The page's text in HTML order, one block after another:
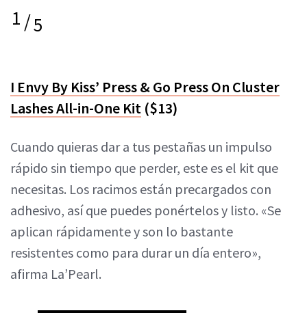
1/5
I Envy By Kiss’ Press & Go Press On Cluster
Lashes All-in-One Kit ($13)
Cuando quieras dar a tus pestañas un impulso
rápido sin tiempo que perder, este es el kit que
necesitas. Los racimos están precargados con
adhesivo, así que puedes ponértelos y listo. «Se
aplican rápidamente y son lo bastante
resistentes como para durar un día entero»,
afirma La’Pearl.